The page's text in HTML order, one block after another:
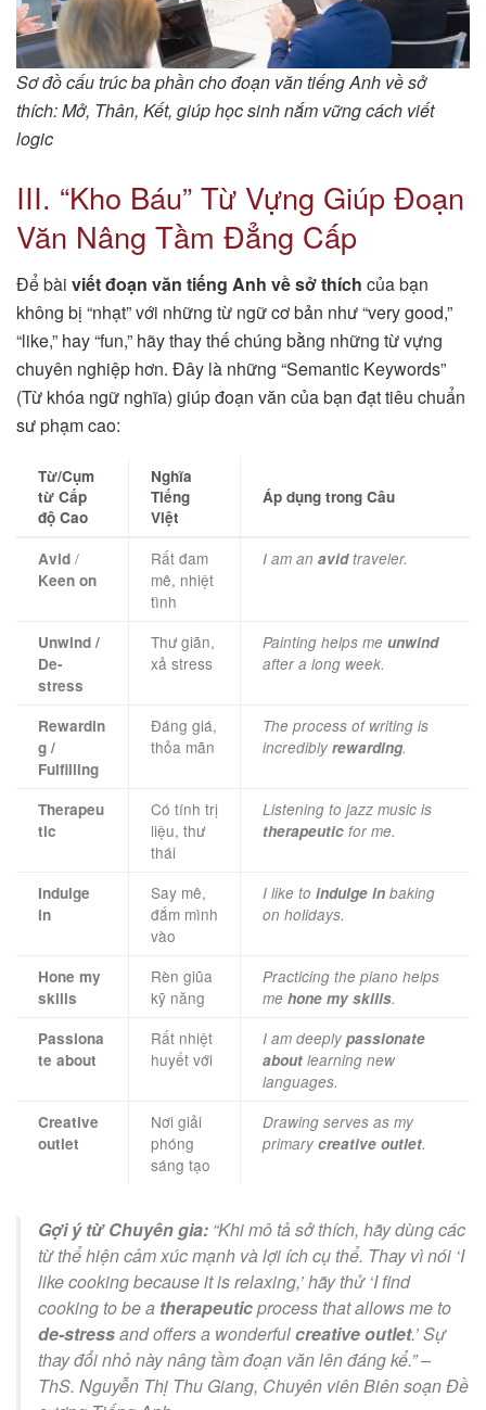
Sơ đồ cấu trúc ba phần cho đoạn văn tiếng Anh về sở
thích: Mở, Thân, Kết, giúp học sinh nắm vững cách viết
logic
III. “Kho Báu” Từ Vựng Giúp Đoạn
Văn Nâng Tầm Đẳng Cấp
Để bài viết đoạn văn tiếng Anh về sở thích của bạn
không bị “nhạt” với những từ ngữ cơ bản như “very good,”
“like,” hay “fun,” hãy thay thế chúng bằng những từ vựng
chuyên nghiệp hơn. Đây là những “Semantic Keywords”
(Từ khóa ngữ nghĩa) giúp đoạn văn của bạn đạt tiêu chuẩn
sư phạm cao:
Từ/Cụm
từ Cấp
độ Cao
Nghĩa
Tiếng
Việt
Áp dụng trong Câu
Avid /
Keen on
Rất đam
mê, nhiệt
tình
I am an avidtraveler.
Unwind /
De-
stress
Thư giãn,
xả stress
Painting helps me unwind
after a long week.
Rewardin
g /
Fulfilling
Đáng giá,
thỏa mãn
The process of writing is
incredibly rewarding.
Therapeu
tic
Có tính trị
liệu, thư
thái
Listening to jazz music is
therapeutic for me.
Indulge
in
Say mê,
đắm mình
vào
I like to indulge in baking
on holidays.
Hone my
skills
Rèn giũa
kỹ năng
Practicing the piano helps
me hone my skills.
Passiona
te about
Rất nhiệt
huyết với
I am deeply passionate
about learning new
languages.
Creative
outlet
Nơi giải
phóng
sáng tạo
Drawing serves as my
primary creative outlet.
Gợi ý từ Chuyên gia: “Khi mô tả sở thích, hãy dùng các
từ thể hiện cảm xúc mạnh và lợi ích cụ thể. Thay vì nói ‘I
like cooking because it is relaxing,’ hãy thử ‘I find
cooking to be a therapeuticprocess that allows me to
de-stressand offers a wonderfulcreative outlet.’ Sự
thay đổi nhỏ này nâng tầm đoạn văn lên đáng kể.” –
ThS. Nguyễn Thị Thu Giang, Chuyên viên Biên soạn Đề